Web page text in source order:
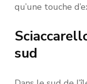
qu’une touche
sud